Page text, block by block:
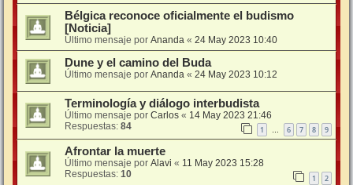
Bélgica reconoce oficialmente el budismo
[Noticia]
Último mensaje por Ananda « 24 May 2023 10:40
Dune y el camino del Buda
Último mensaje por Ananda « 24 May 2023 10:12
Terminología y diálogo interbudista
Último mensaje por Carlos « 14 May 2023 21:46
Respuestas: 84 1 … 6 7 8 9
Afrontar la muerte
Último mensaje por Alavi « 11 May 2023 15:28
Respuestas: 10 1 2